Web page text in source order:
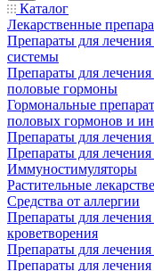
Каталог
Лекарственные
Препараты для лечения
системы
Препараты для
половые гормоны
Гормональные
половых гормонов и
Препараты для
Препараты для
Иммуностимуляторы
Растительные
Средства от аллергии
Препараты для
кроветворения
Препараты для
Препараты для